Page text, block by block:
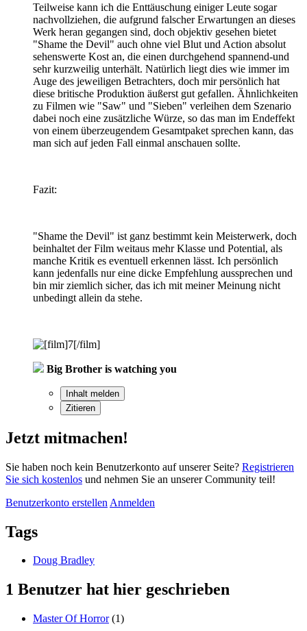
Teilweise kann ich die Enttäuschung einiger Leute sogar
nachvollziehen, die aufgrund falscher Erwartungen an dieses
Werk heran gegangen sind, doch objektiv gesehen bietet
"Shame the Devil" auch ohne viel Blut und Action absolut
sehenswerte Kost an, die einen durchgehend spannend-und
sehr kurzweilig unterhält. Natürlich liegt dies wie immer im
Auge des jeweiligen Betrachters, doch mir persönlich hat
diese britische Produktion äußerst gut gefallen. Ähnlichkeiten
zu Filmen wie "Saw" und "Sieben" verleihen dem Szenario
dabei noch eine zusätzliche Würze, so das man im Endeffekt
von einem überzeugendem Gesamtpaket sprechen kann, das
man sich auf jeden Fall einmal anschauen sollte.
Fazit:
"Shame the Devil" ist ganz bestimmt kein Meisterwerk, doch
beinhaltet der Film weitaus mehr Klasse und Potential, als
manche Kritik es eventuell erkennen lässt. Ich persönlich
kann jedenfalls nur eine dicke Empfehlung aussprechen und
bin mir ziemlich sicher, das ich mit meiner Meinung nicht
unbedingt allein da stehe.
Big Brother is watching you
Inhalt melden
Zitieren
Jetzt mitmachen!
Sie haben noch kein Benutzerkonto auf unserer Seite? Registrieren
Sie sich kostenlos und nehmen Sie an unserer Community teil!
Benutzerkonto erstellen Anmelden
Tags
Doug Bradley
1 Benutzer hat hier geschrieben
Master Of Horror(1)